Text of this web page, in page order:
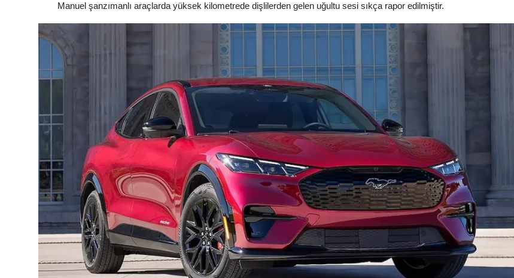
Manuel şanzımanlı araçlarda yüksek kilometrede dişlilerden gelen uğultu sesi sıkça rapor edilmiştir.